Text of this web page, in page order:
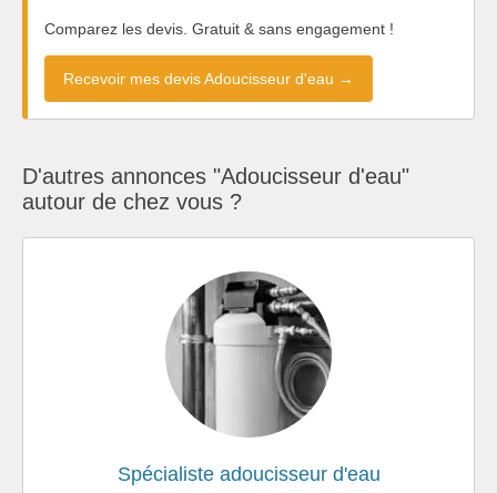
Comparez les devis. Gratuit & sans engagement !
Recevoir mes devis Adoucisseur d'eau →
D'autres annonces "Adoucisseur d'eau"
autour de chez vous ?
Spécialiste adoucisseur d'eau